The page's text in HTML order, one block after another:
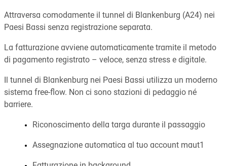
Attraversa comodamente il tunnel di Blankenburg (A24) nei
Paesi Bassi senza registrazione separata.
La fatturazione avviene automaticamente tramite il metodo
di pagamento registrato – veloce, senza stress e digitale.
Il tunnel di Blankenburg nei Paesi Bassi utilizza un moderno
sistema free-flow. Non ci sono stazioni di pedaggio né
barriere.
Riconoscimento della targa durante il passaggio
Assegnazione automatica al tuo account maut1